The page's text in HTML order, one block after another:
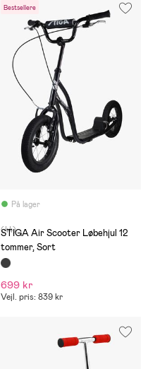
Bestsellere
På lager
(44)
STIGA Air Scooter Løbehjul 12
tommer, Sort
699 kr
Vejl. pris: 839 kr